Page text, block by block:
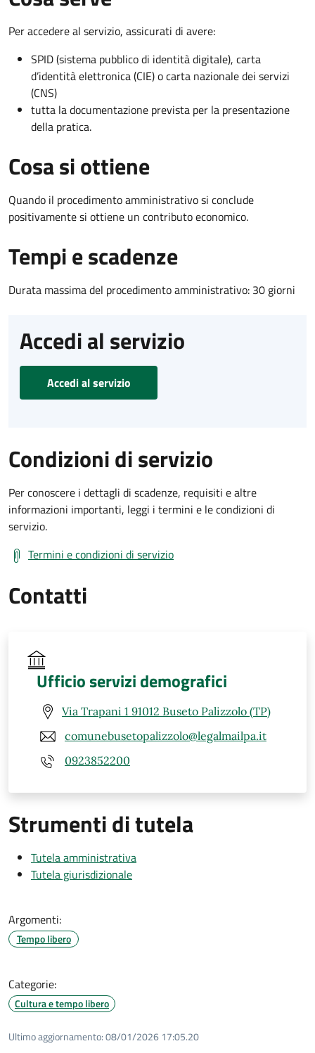
Per accedere al servizio, assicurati di avere:
SPID (sistema pubblico di identità digitale), carta
d’identità elettronica (CIE) o carta nazionale dei servizi
(CNS)
tutta la documentazione prevista per la presentazione
della pratica.
Cosa si ottiene
Quando il procedimento amministrativo si conclude
positivamente si ottiene un contributo economico.
Tempi e scadenze
Durata massima del procedimento amministrativo: 30 giorni
Accedi al servizio
Accedi al servizio
Condizioni di servizio
Per conoscere i dettagli di scadenze, requisiti e altre
informazioni importanti, leggi i termini e le condizioni di
servizio.
Termini e condizioni di servizio
Contatti
Ufficio servizi demografici
Via Trapani 1 91012 Buseto Palizzolo (TP)
comunebusetopalizzolo@legalmailpa.it
0923852200
Strumenti di tutela
Tutela amministrativa
Tutela giurisdizionale
Argomenti:
Tempo libero
Categorie:
Cultura e tempo libero
Ultimo aggiornamento:08/01/2026 17:05.20